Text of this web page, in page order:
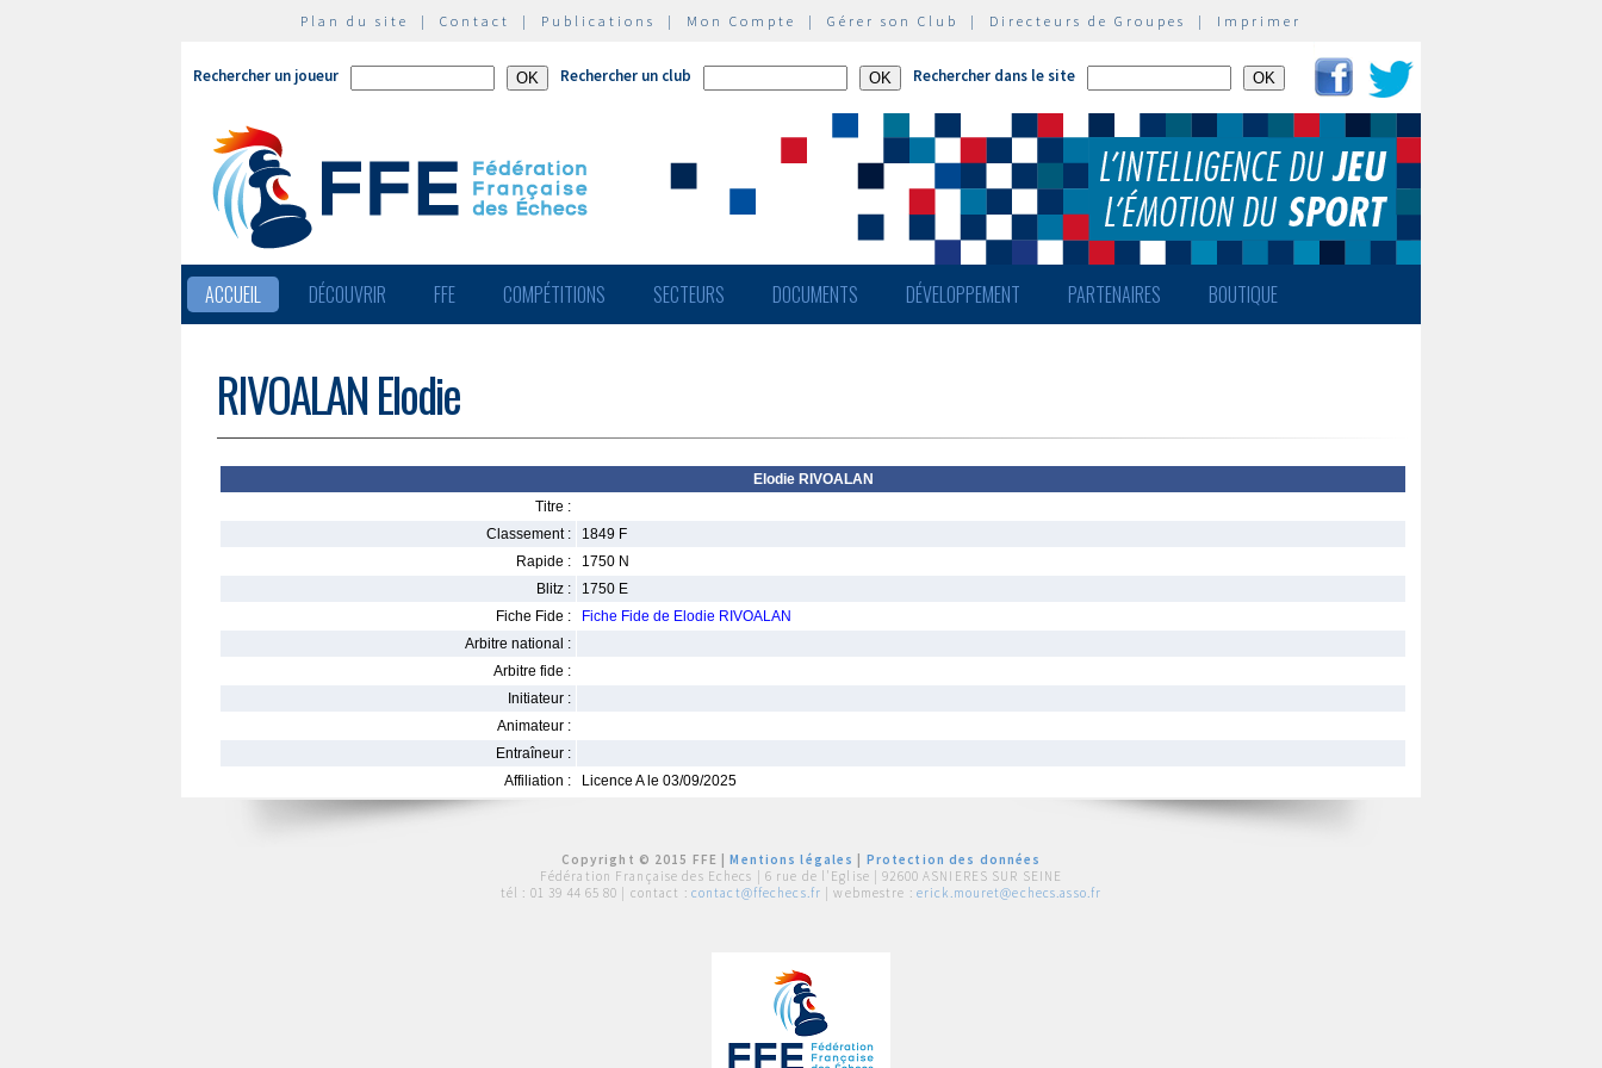
Plan du site | Contact | Publications | Mon Compte | Gérer son Club | Directeurs de Groupes | Imprimer
Rechercher un joueur Rechercher un club Rechercher dans le site
ACCUEIL DÉCOUVRIR FFE COMPÉTITIONS SECTEURS DOCUMENTS DÉVELOPPEMENT PARTENAIRES BOUTIQUE
RIVOALAN Elodie
Elodie RIVOALAN
Titre :
Classement :
1849 F
Rapide :
1750 N
Blitz :
1750 E
Fiche Fide :
Fiche Fide de Elodie RIVOALAN
Arbitre national :
Arbitre fide :
Initiateur :
Animateur :
Entraîneur :
Affiliation :
Licence A le 03/09/2025
Copyright © 2015 FFE |Mentions légales
Protection des données
Fédération Française des Echecs | 6 rue de l'Eglise | 92600 ASNIERES SUR SEINE
tél : 01 39 44 65 80 | contact : contact@ffechecs.fr | webmestre : erick.mouret@echecs.asso.fr